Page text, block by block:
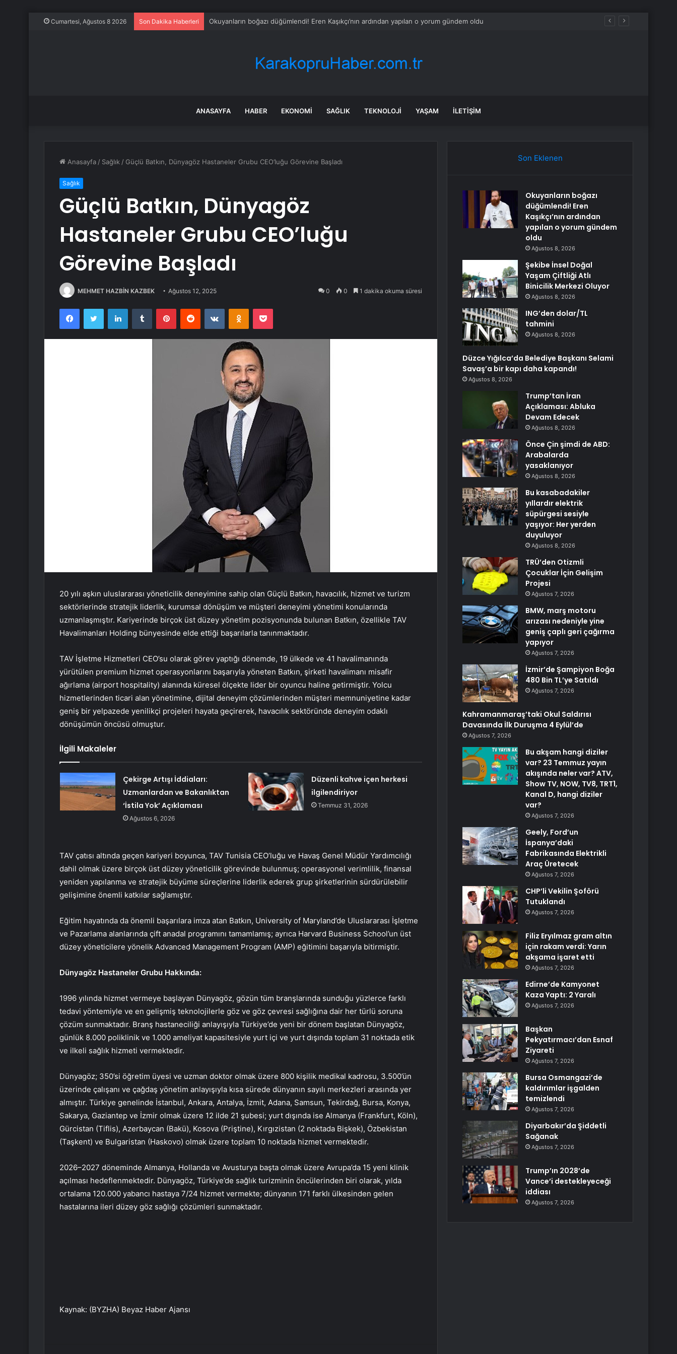
Cumartesi, Ağustos 8 2026 Son Dakika Haberleri Şekibe İnsel Doğal Yaşam Çiftliği Atlı Binicilik Merkezi Oluyor
ANASAYFA HABER EKONOMI SAĞLIK TEKNOLOJI YAŞAM İLETIŞIM
Anasayfa / Sağlık / Güçlü Batkın, Dünyagöz Hastaneler Grubu CEO’luğu Görevine Başladı
Sağlık
Güçlü Batkın, Dünyagöz
Hastaneler Grubu CEO’luğu
Görevine Başladı
MEHMET HAZBİN KAZBEK Ağustos 12, 2025 0 0 1 dakika okuma süresi
FacebookTwitter LinkedInTumblr PinterestReddit VKontakteOdnoklassniki
Pocket
20 yılı aşkın uluslararası yöneticilik deneyimine sahip olan Güçlü Batkın, havacılık, hizmet ve turizm
sektörlerinde stratejik liderlik, kurumsal dönüşüm ve müşteri deneyimi yönetimi konularında
uzmanlaşmıştır. Kariyerinde birçok üst düzey yönetim pozisyonunda bulunan Batkın, özellikle TAV
Havalimanları Holding bünyesinde elde ettiği başarılarla tanınmaktadır.
TAV İşletme Hizmetleri CEO’su olarak görev yaptığı dönemde, 19 ülkede ve 41 havalimanında
yürütülen premium hizmet operasyonlarını başarıyla yöneten Batkın, şirketi havalimanı misafir
ağırlama (airport hospitality) alanında küresel ölçekte lider bir oyuncu haline getirmiştir. Yolcu
hizmetlerinden ticari alan yönetimine, dijital deneyim çözümlerinden müşteri memnuniyetine kadar
geniş bir yelpazede yenilikçi projeleri hayata geçirerek, havacılık sektöründe deneyim odaklı
dönüşümün öncüsü olmuştur.
İlgili Makaleler
Çekirge Artışı İddiaları:
Uzmanlardan ve Bakanlıktan
‘İstila Yok’ Açıklaması
Ağustos 6, 2026
Düzenli kahve içen herkesi
ilgilendiriyor
Temmuz 31, 2026
TAV çatısı altında geçen kariyeri boyunca, TAV Tunisia CEO’luğu ve Havaş Genel Müdür Yardımcılığı
dahil olmak üzere birçok üst düzey yöneticilik görevinde bulunmuş; operasyonel verimlilik, finansal
yeniden yapılanma ve stratejik büyüme süreçlerine liderlik ederek grup şirketlerinin sürdürülebilir
gelişimine önemli katkılar sağlamıştır.
Eğitim hayatında da önemli başarılara imza atan Batkın, University of Maryland’de Uluslararası İşletme
ve Pazarlama alanlarında çift anadal programını tamamlamış; ayrıca Harvard Business School’un üst
düzey yöneticilere yönelik Advanced Management Program (AMP) eğitimini başarıyla bitirmiştir.
Dünyagöz Hastaneler Grubu Hakkında:
1996 yılında hizmet vermeye başlayan Dünyagöz, gözün tüm branşlarında sunduğu yüzlerce farklı
tedavi yöntemiyle ve en gelişmiş teknolojilerle göz ve göz çevresi sağlığına dair her türlü soruna
çözüm sunmaktadır. Branş hastaneciliği anlayışıyla Türkiye’de yeni bir dönem başlatan Dünyagöz,
günlük 8.000 poliklinik ve 1.000 ameliyat kapasitesiyle yurt içi ve yurt dışında toplam 31 noktada etik
ve ilkeli sağlık hizmeti vermektedir.
Dünyagöz; 350’si öğretim üyesi ve uzman doktor olmak üzere 800 kişilik medikal kadrosu, 3.500’ün
üzerinde çalışanı ve çağdaş yönetim anlayışıyla kısa sürede dünyanın sayılı merkezleri arasında yer
almıştır. Türkiye genelinde İstanbul, Ankara, Antalya, İzmit, Adana, Samsun, Tekirdağ, Bursa, Konya,
Sakarya, Gaziantep ve İzmir olmak üzere 12 ilde 21 şubesi; yurt dışında ise Almanya (Frankfurt, Köln),
Gürcistan (Tiflis), Azerbaycan (Bakü), Kosova (Priştine), Kırgızistan (2 noktada Bişkek), Özbekistan
(Taşkent) ve Bulgaristan (Haskovo) olmak üzere toplam 10 noktada hizmet vermektedir.
2026–2027 döneminde Almanya, Hollanda ve Avusturya başta olmak üzere Avrupa’da 15 yeni klinik
açılması hedeflenmektedir. Dünyagöz, Türkiye’de sağlık turizminin öncülerinden biri olarak, yılda
ortalama 120.000 yabancı hastaya 7/24 hizmet vermekte; dünyanın 171 farklı ülkesinden gelen
hastalarına ileri düzey göz sağlığı çözümleri sunmaktadır.
Kaynak: (BYZHA) Beyaz Haber Ajansı
Son Eklenen
Okuyanların boğazı
düğümlendi! Eren
Kaşıkçı’nın ardından
yapılan o yorum gündem
oldu
Ağustos 8, 2026
Şekibe İnsel Doğal
Yaşam Çiftliği Atlı
Binicilik Merkezi Oluyor
Ağustos 8, 2026
ING’den dolar/TL
tahmini
Ağustos 8, 2026
Düzce Yığılca’da Belediye Başkanı Selami
Savaş’a bir kapı daha kapandı!
Ağustos 8, 2026
Trump’tan İran
Açıklaması: Abluka
Devam Edecek
Ağustos 8, 2026
Önce Çin şimdi de ABD:
Arabalarda
yasaklanıyor
Ağustos 8, 2026
Bu kasabadakiler
yıllardır elektrik
süpürgesi sesiyle
yaşıyor: Her yerden
duyuluyor
Ağustos 8, 2026
TRÜ’den Otizmli
Çocuklar İçin Gelişim
Projesi
Ağustos 7, 2026
BMW, marş motoru
arızası nedeniyle yine
geniş çaplı geri çağırma
yapıyor
Ağustos 7, 2026
İzmir’de Şampiyon Boğa
480 Bin TL’ye Satıldı
Ağustos 7, 2026
Kahramanmaraş’taki Okul Saldırısı
Davasında İlk Duruşma 4 Eylül’de
Ağustos 7, 2026
Bu akşam hangi diziler
var? 23 Temmuz yayın
akışında neler var? ATV,
Show TV, NOW, TV8, TRT1,
Kanal D, hangi diziler
var?
Ağustos 7, 2026
Geely, Ford’un
İspanya’daki
Fabrikasında Elektrikli
Araç Üretecek
Ağustos 7, 2026
CHP’li Vekilin Şoförü
Tutuklandı
Ağustos 7, 2026
Filiz Eryılmaz gram altın
için rakam verdi: Yarın
akşama işaret etti
Ağustos 7, 2026
Edirne’de Kamyonet
Kaza Yaptı: 2 Yaralı
Ağustos 7, 2026
Başkan
Pekyatırmacı’dan Esnaf
Ziyareti
Ağustos 7, 2026
Bursa Osmangazi’de
kaldırımlar işgalden
temizlendi
Ağustos 7, 2026
Diyarbakır’da Şiddetli
Sağanak
Ağustos 7, 2026
Trump’ın 2028’de
Vance’i destekleyeceği
iddiası
Ağustos 7, 2026